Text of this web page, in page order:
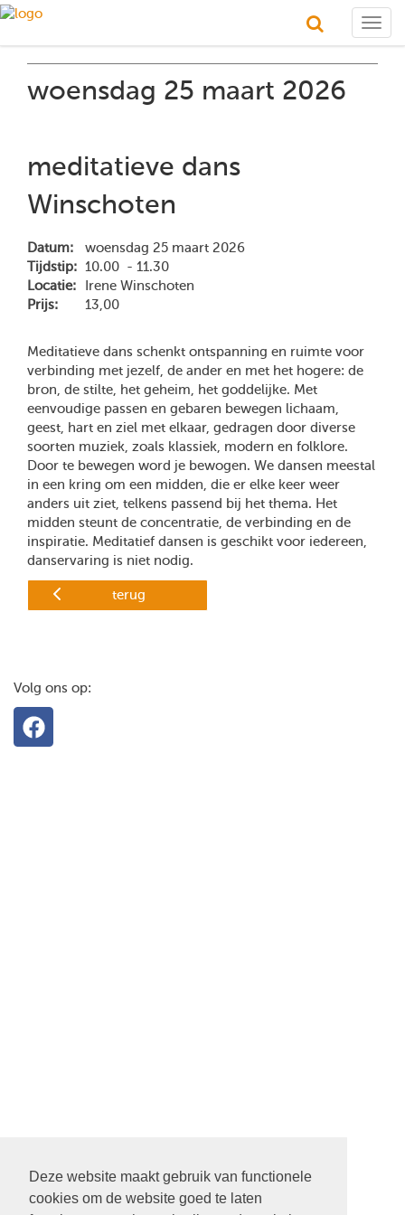
Deze website maakt gebruik van functionele
cookies om de website goed te laten
woensdag 25 maart 2026
meditatieve dans
Winschoten
Datum:
woensdag 25 maart 2026
Tijdstip: 10.00 - 11.30
Locatie:
Irene Winschoten
Prijs:
13,00
Meditatieve dans schenkt ontspanning en ruimte voor
verbinding met jezelf, de ander en met het hogere: de
bron, de stilte, het geheim, het goddelijke. Met
eenvoudige passen en gebaren bewegen lichaam,
geest, hart en ziel met elkaar, gedragen door diverse
soorten muziek, zoals klassiek, modern en folklore.
Door te bewegen word je bewogen. We dansen meestal
in een kring om een midden, die er elke keer weer
anders uit ziet, telkens passend bij het thema. Het
midden steunt de concentratie, de verbinding en de
inspiratie. Meditatief dansen is geschikt voor iedereen,
danservaring is niet nodig.
terug
Volg ons op: